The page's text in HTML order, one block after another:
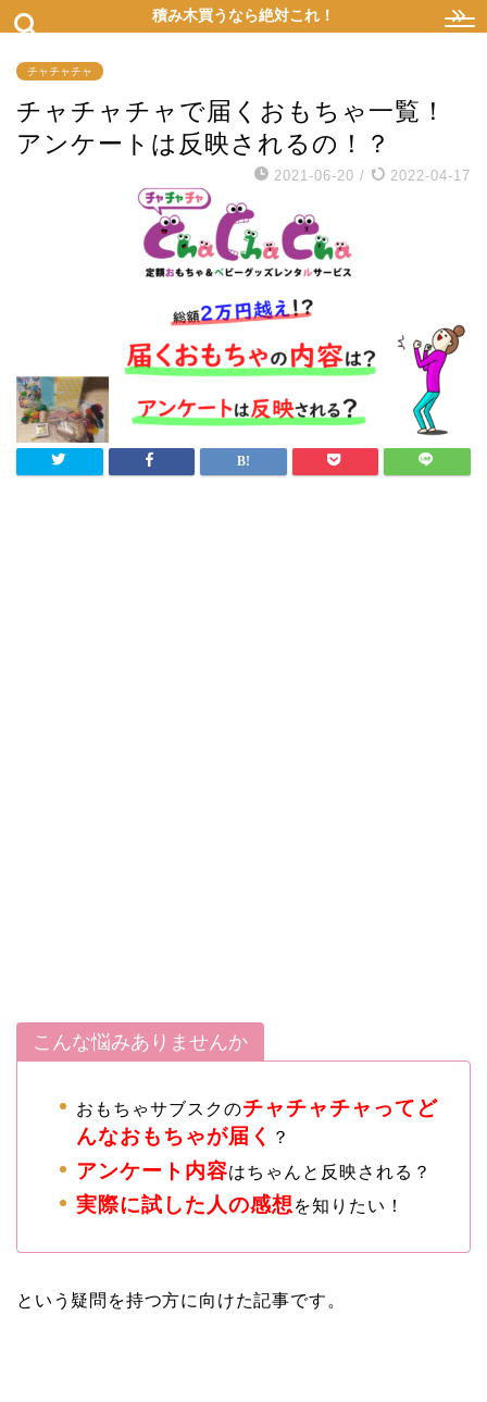
積み木買うなら絶対これ！
チャチャチャ
チャチャチャで届くおもちゃ一覧！
アンケートは反映されるの！？
2021-06-20 / 2022-04-17
こんな悩みありませんか
おもちゃサブスクのチャチャチャってど
んなおもちゃが届く
？
アンケート内容はちゃんと反映される？
実際に試した人の感想を知りたい！
という疑問を持つ方に向けた記事です。